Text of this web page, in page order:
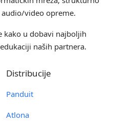
video opreme.
kako u dobavi najboljih
naših partnera.
Distribucije
Panduit
Atlona